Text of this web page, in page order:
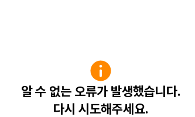
알 수 없는 오류가 발생했습니다.
다시 시도해주세요.